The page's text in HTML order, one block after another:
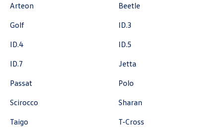
Auto-Gazda
ul. Warszawska 360, Bielsko-Biała
Auto-Gazda
Arteon
Beetle
Golf
ID.3
ID.4
ID.5
ID.7
Jetta
Passat
Polo
Scirocco
Sharan
Taigo
T-Cross